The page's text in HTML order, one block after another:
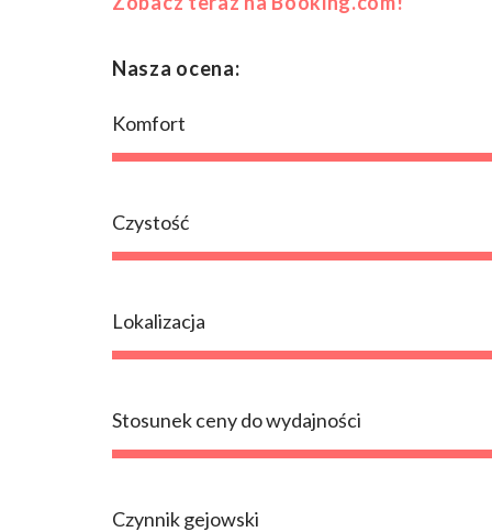
Nasza ocena:
Komfort
Czystość
Lokalizacja
Stosunek ceny do wydajności
Czynnik gejowski